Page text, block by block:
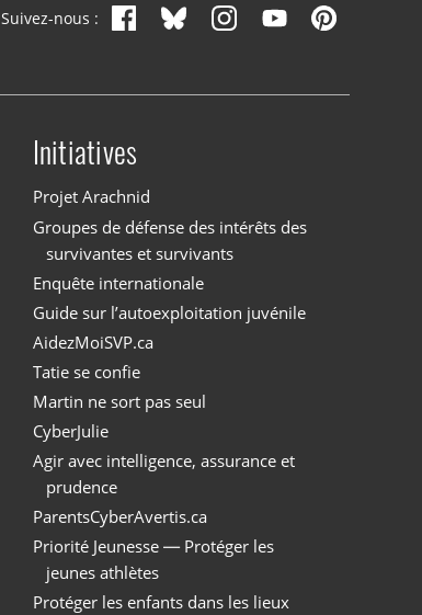
Suivez-nous :
Initiatives
Projet Arachnid
Groupes de défense des intérêts des
survivantes et survivants
Enquête internationale
Guide sur l’autoexploitation juvénile
AidezMoiSVP.ca
Tatie se confie
Martin ne sort pas seul
CyberJulie
Agir avec intelligence, assurance et
prudence
ParentsCyberAvertis.ca
Priorité Jeunesse — Protéger les
jeunes athlètes
Protéger les enfants dans les lieux